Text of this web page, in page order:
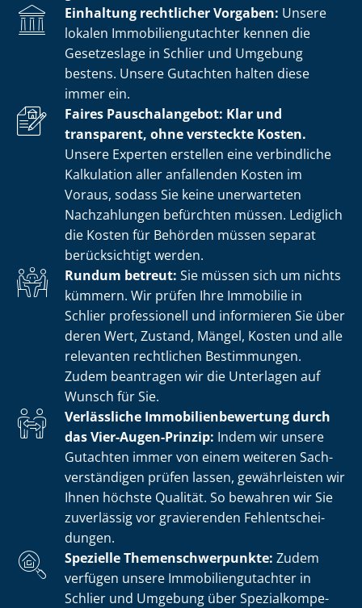
Einhaltung rechtlicher Vorgaben: Unsere
lokalen Im­mo­bi­li­en­gut­ach­ter kennen die
Gesetzeslage in Schlier und Umgebung
bestens. Unsere Gutachten halten diese
immer ein.
Faires Pauschalangebot: Klar und
transparent, ohne versteckte Kosten.
Unsere Experten erstellen eine verbindliche
Kalkulation aller anfallenden Kosten im
Voraus, sodass Sie keine unerwarteten
Nachzahlungen befürchten müssen. Lediglich
die Kosten für Behörden müssen separat
berücksichtigt werden.
Rundum betreut: Sie müssen sich um nichts
kümmern. Wir prüfen Ihre Immobilie in
Schlier professionell und informieren Sie über
deren Wert, Zustand, Mängel, Kosten und alle
relevanten rechtlichen Bestimmungen.
Zudem beantragen wir die Unterlagen auf
Wunsch für Sie.
Verlässliche Im­mo­bi­li­en­be­wer­tung durch
das Vier-Augen-Prinzip: Indem wir unsere
Gutachten immer von einem weiteren Sach­
ver­stän­di­gen prüfen lassen, gewährleisten wir
Ihnen höchste Qualität. So bewahren wir Sie
zuverlässig vor gravierenden Fehl­ent­schei­
dun­gen.
Spezielle The­men­schwer­punk­te: Zudem
verfügen unsere Im­mo­bi­li­en­gut­ach­ter in
Schlier und Umgebung über Spe­zi­al­kom­pe­